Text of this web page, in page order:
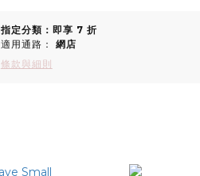
指定分類：即享 7 折
適用通路： 網店
條款與細則